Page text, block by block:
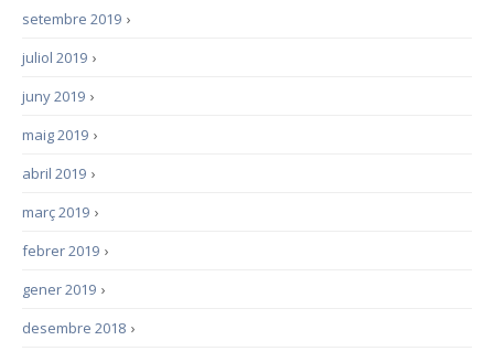
›
setembre 2019
›
juliol 2019
›
juny 2019
›
maig 2019
›
abril 2019
›
març 2019
›
febrer 2019
›
gener 2019
›
desembre 2018